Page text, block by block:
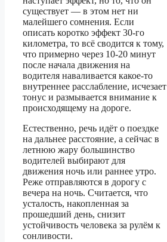
существует — в этом нет ни
малейшего сомнения. Если
описать коротко эффект 30-го
километра, то всё сводится к тому,
что примерно через 10-20 минут
после начала движения на
водителя наваливается какое-то
внутреннее расслабление, исчезает
тонус и размывается внимание к
происходящему на дороге.
Естественно, речь идёт о поездке
на дальнее расстояние, а сейчас в
летнюю жару большинство
водителей выбирают для
движения ночь или раннее утро.
Реже отправляются в дорогу с
вечера на ночь. Считается, что
усталость, накопленная за
прошедший день, снизит
устойчивость человека за рулём к
сонливости.